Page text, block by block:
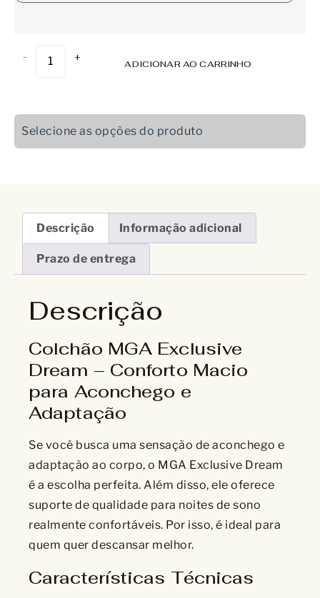
- +
ADICIONAR AO CARRINHO
Selecione as opções do produto
Descrição Informação adicional
Prazo de entrega
Descrição
Colchão MGA Exclusive
Dream – Conforto Macio
para Aconchego e
Adaptação
Se você busca uma sensação de aconchego e
adaptação ao corpo, o MGA Exclusive Dream
é a escolha perfeita. Além disso, ele oferece
suporte de qualidade para noites de sono
realmente confortáveis. Por isso, é ideal para
quem quer descansar melhor.
Características Técnicas